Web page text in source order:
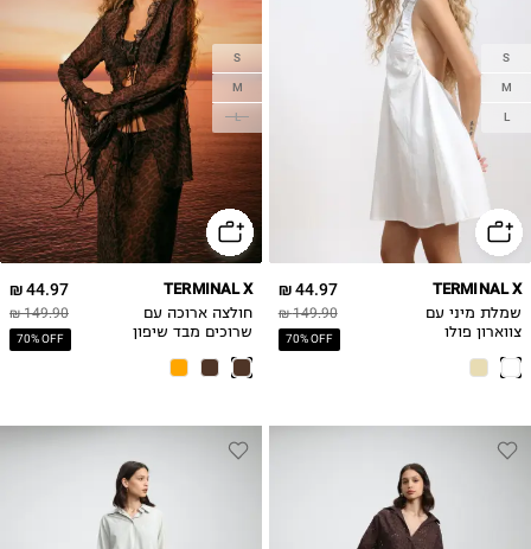
S
M
L
44.97 ₪
149.90 ₪
70% OFF
TERMINAL X
שמלת מיני עם
צווארון פולו
S
M
L
44.97 ₪
149.90 ₪
70% OFF
TERMINAL X
חולצה ארוכה עם
שרוכים מבד שיפון